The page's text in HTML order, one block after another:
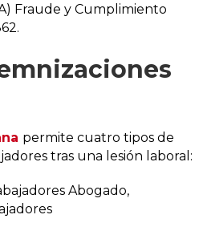
Fraude y Cumplimiento
permite cuatro tipos de
tras una lesión laboral: